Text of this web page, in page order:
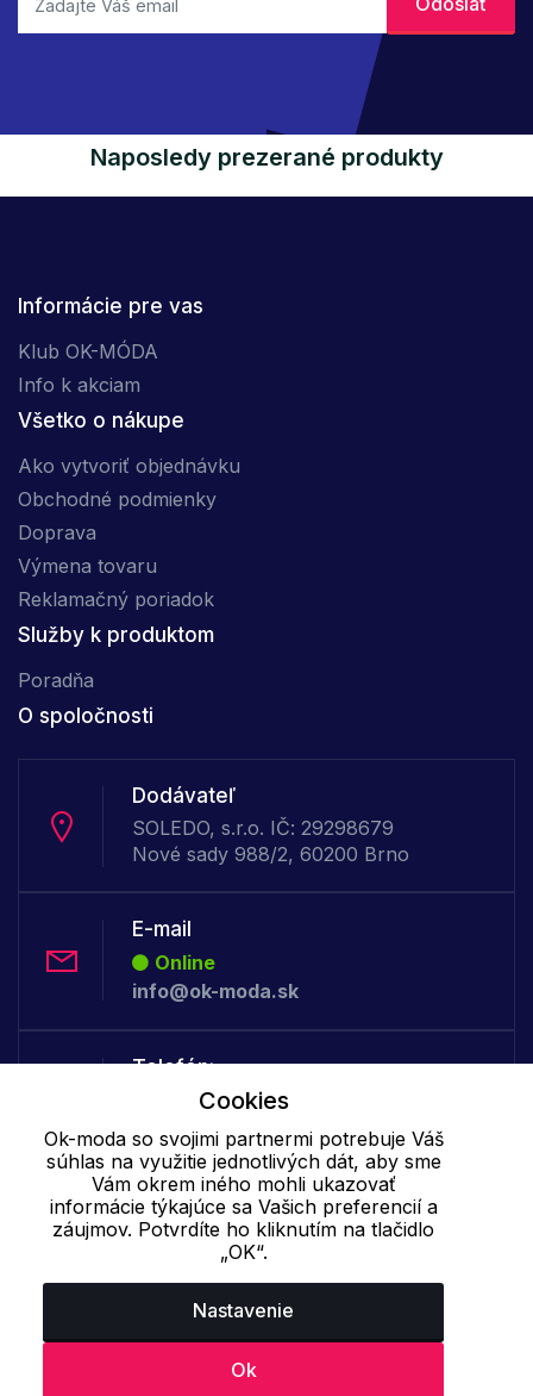
Naposledy prezerané produkty
Informácie pre vas
Klub OK-MÓDA
Info k akciam
Všetko o nákupe
Ako vytvoriť objednávku
Obchodné podmienky
Doprava
Výmena tovaru
Reklamačný poriadok
Služby k produktom
Poradňa
O spoločnosti
Dodávateľ
SOLEDO, s.r.o. IČ: 29298679
Nové sady 988/2, 60200 Brno
E-mail
Online
info@ok-moda.sk
Telefón:
Offline
+421 277 278 079
Cookie - podrobné nastavenie | Ďalšie informácie| Spracovanie
osobných údajov
Cookies
Ok-moda so svojimi partnermi potrebuje Váš
súhlas na využitie jednotlivých dát, aby sme
Vám okrem iného mohli ukazovať
informácie týkajúce sa Vašich preferencií a
záujmov. Potvrdíte ho kliknutím na tlačidlo
„OK“.
Nastavenie
Ok